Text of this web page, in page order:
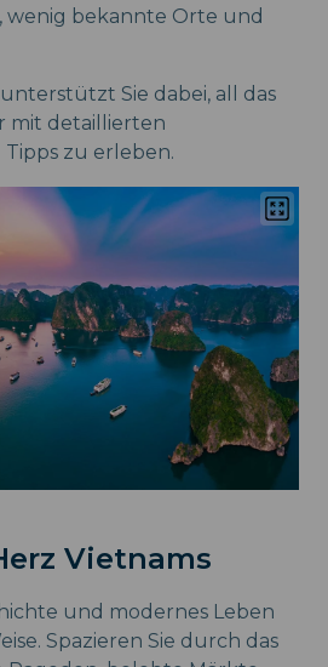
wenig bekannte Orte und
Sie dabei, all das
mit detaillierten
zu erleben.
Vietnams
und modernes Leben
Spazieren Sie durch das